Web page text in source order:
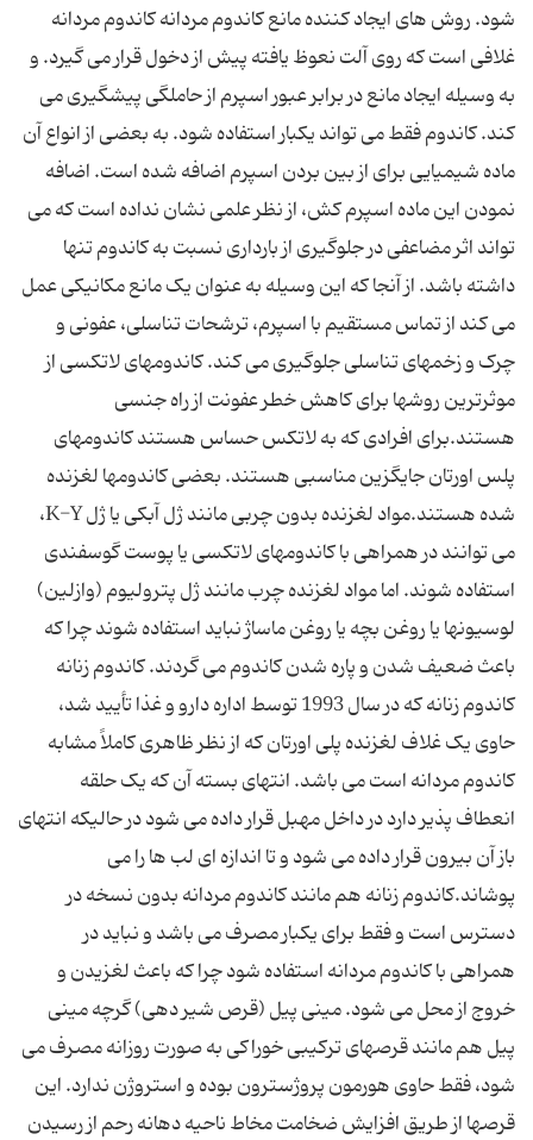
شود. روش های ایجاد کننده مانع کاندوم مردانه کاندوم مردانه
غلافی است که روی آلت نعوظ یافته پیش از دخول قرار می گیرد. و
به وسیله ایجاد مانع در برابر عبور اسپرم از حاملگی پیشگیری می
کند. کاندوم فقط می تواند یکبار استفاده شود. به بعضی از انواع آن
ماده شیمیایی برای از بین بردن اسپرم اضافه شده است. اضافه
نمودن این ماده اسپرم کش، از نظر علمی نشان نداده است که می
تواند اثر مضاعفی در جلوگیری از بارداری نسبت به کاندوم تنها
داشته باشد. از آنجا که این وسیله به عنوان یک مانع مکانیکی عمل
می کند از تماس مستقیم با اسپرم، ترشحات تناسلی، عفونی و
چرک و زخمهای تناسلی جلوگیری می کند. کاندومهای لاتکسی از
موثرترین روشها برای کاهش خطر عفونت از راه جنسی
هستند.برای افرادی که به لاتکس حساس هستند کاندومهای
پلس اورتان جایگزین مناسبی هستند. بعضی کاندومها لغزنده
شده هستند.مواد لغزنده بدون چربی مانند ژل آبکی یا ژل K-Y،
می توانند در همراهی با کاندومهای لاتکسی یا پوست گوسفندی
استفاده شوند. اما مواد لغزنده چرب مانند ژل پترولیوم (وازلین)
لوسیونها یا روغن بچه یا روغن ماساژ نباید استفاده شوند چرا که
باعث ضعیف شدن و پاره شدن کاندوم می گردند. کاندوم زنانه
کاندوم زنانه که در سال 1993 توسط اداره دارو و غذا تأیید شد،
حاوی یک غلاف لغزنده پلی اورتان که از نظر ظاهری کاملاً مشابه
کاندوم مردانه است می باشد. انتهای بسته آن که یک حلقه
انعطاف پذیر دارد در داخل مهبل قرار داده می شود در حالیکه انتهای
باز آن بیرون قرار داده می شود و تا اندازه ای لب ها را می
پوشاند.کاندوم زنانه هم مانند کاندوم مردانه بدون نسخه در
دسترس است و فقط برای یکبار مصرف می باشد و نباید در
همراهی با کاندوم مردانه استفاده شود چرا که باعث لغزیدن و
خروج از محل می شود. مینی پیل (قرص شیر دهی) گرچه مینی
پیل هم مانند قرصهای ترکیبی خوراکی به صورت روزانه مصرف می
شود، فقط حاوی هورمون پروژسترون بوده و استروژن ندارد. این
قرصها از طریق افزایش ضخامت مخاط ناحیه دهانه رحم از رسیدن